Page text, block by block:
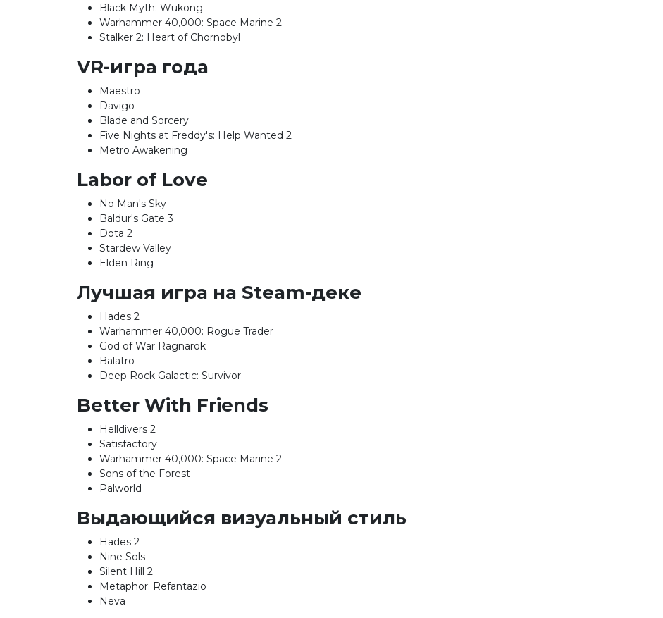
Black Myth: Wukong
Warhammer 40,000: Space Marine 2
Stalker 2: Heart of Chornobyl
VR-игра года
Maestro
Davigo
Blade and Sorcery
Five Nights at Freddy's: Help Wanted 2
Metro Awakening
Labor of Love
No Man's Sky
Baldur's Gate 3
Dota 2
Stardew Valley
Elden Ring
Лучшая игра на Steam-деке
Hades 2
Warhammer 40,000: Rogue Trader
God of War Ragnarok
Balatro
Deep Rock Galactic: Survivor
Better With Friends
Helldivers 2
Satisfactory
Warhammer 40,000: Space Marine 2
Sons of the Forest
Palworld
Выдающийся визуальный стиль
Hades 2
Nine Sols
Silent Hill 2
Metaphor: Refantazio
Neva